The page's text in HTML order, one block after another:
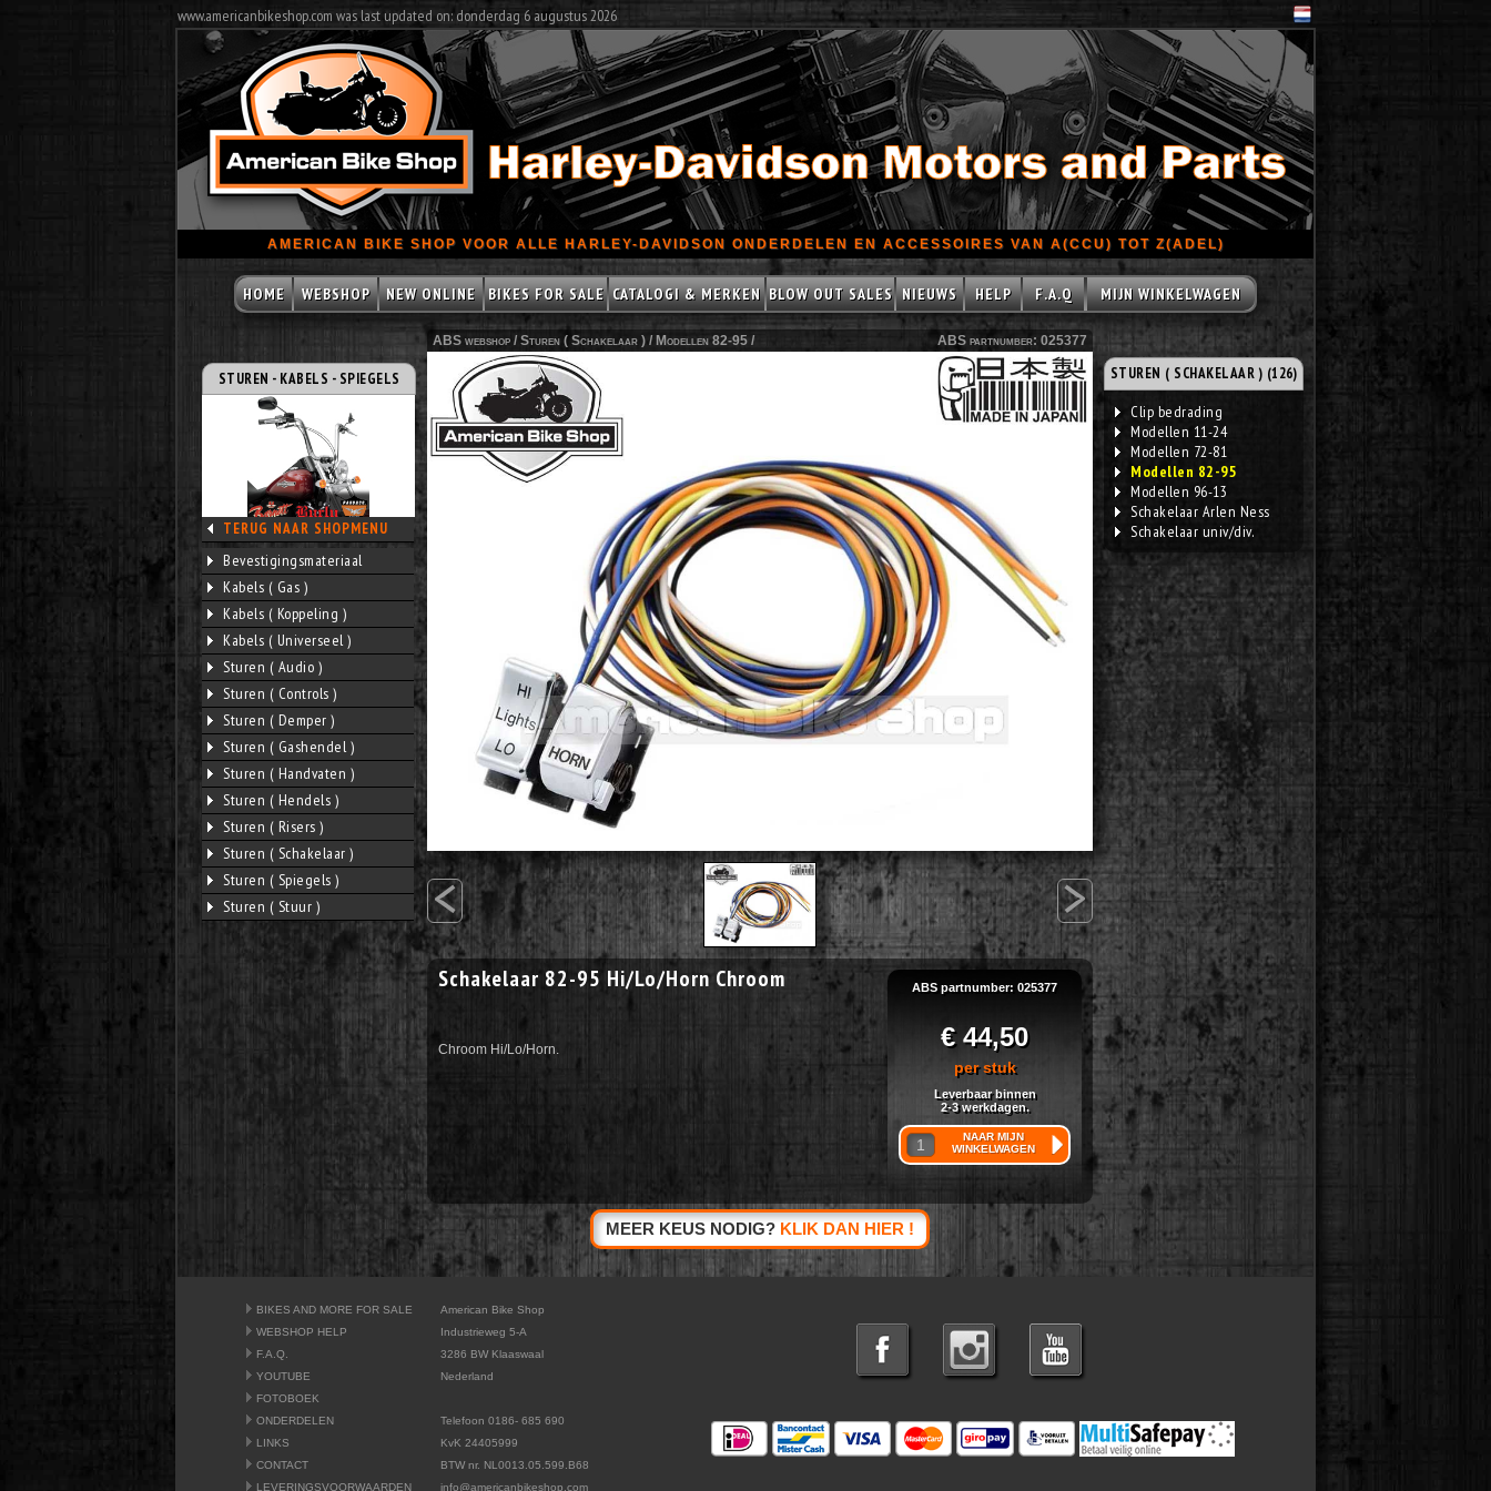
www.americanbikeshop.com was last updated on: donderdag 6 augustus 2026
AMERICAN BIKE SHOP VOOR ALLE HARLEY-DAVIDSON ONDERDELEN EN ACCESSOIRES VAN A(CCU) TOT Z(ADEL)
HOME WEBSHOP NEW ONLINE BIKES FOR SALE CATALOGI & MERKEN BLOW OUT SALES NIEUWS HELP F.A.Q MIJN WINKELWAGEN
STUREN - KABELS - SPIEGELS
TERUG NAAR SHOPMENU
Bevestigingsmateriaal
Kabels ( Gas )
Kabels ( Koppeling )
Kabels ( Universeel )
Sturen ( Audio )
Sturen ( Controls )
Sturen ( Demper )
Sturen ( Gashendel )
Sturen ( Handvaten )
Sturen ( Hendels )
Sturen ( Risers )
Sturen ( Schakelaar )
Sturen ( Spiegels )
Sturen ( Stuur )
ABS webshop / Sturen ( Schakelaar ) / Modellen 82-95 / ABS partnumber: 025377
< >
Schakelaar 82-95 Hi/Lo/Horn Chroom
Chroom Hi/Lo/Horn.
ABS partnumber: 025377
€ 44,50
per stuk
Leverbaar binnen
2-3 werkdagen.
NAAR MIJN
WINKELWAGEN
MEER KEUS NODIG? KLIK DAN HIER !
STUREN ( SCHAKELAAR ) (126)
Clip bedrading
Modellen 11-24
Modellen 72-81
Modellen 82-95
Modellen 96-13
Schakelaar Arlen Ness
Schakelaar univ/div.
BIKES AND MORE FOR SALE
WEBSHOP HELP
F.A.Q.
YOUTUBE
FOTOBOEK
ONDERDELEN
LINKS
CONTACT
LEVERINGSVOORWAARDEN
American Bike Shop
Industrieweg 5-A
3286 BW Klaaswaal
Nederland
Telefoon 0186- 685 690
KvK 24405999
BTW nr. NL0013.05.599.B68
info@americanbikeshop.com